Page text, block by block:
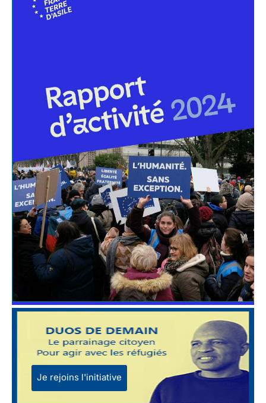
Je rejoins l'initiative